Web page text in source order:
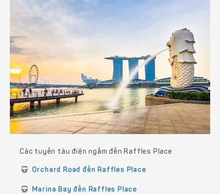
Các tuyến tàu điện ngầm đến Raffles Place
Orchard Road đến Raffles Place
Marina Bay đến Raffles Place